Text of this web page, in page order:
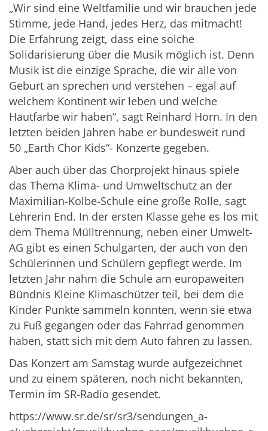
„Wir sind eine Weltfamilie und wir brauchen jede
Stimme, jede Hand, jedes Herz, das mitmacht!
Die Erfahrung zeigt, dass eine solche
Solidarisierung über die Musik möglich ist. Denn
Musik ist die einzige Sprache, die wir alle von
Geburt an sprechen und verstehen – egal auf
welchem Kontinent wir leben und welche
Hautfarbe wir haben“, sagt Reinhard Horn. In den
letzten beiden Jahren habe er bundesweit rund
50 „Earth Chor Kids“- Konzerte gegeben.
Aber auch über das Chorprojekt hinaus spiele
das Thema Klima- und Umweltschutz an der
Maximilian-Kolbe-Schule eine große Rolle, sagt
Lehrerin End. In der ersten Klasse gehe es los mit
dem Thema Mülltrennung, neben einer Umwelt-
AG gibt es einen Schulgarten, der auch von den
Schülerinnen und Schülern gepflegt werde. Im
letzten Jahr nahm die Schule am europaweiten
Bündnis Kleine Klimaschützer teil, bei dem die
Kinder Punkte sammeln konnten, wenn sie etwa
zu Fuß gegangen oder das Fahrrad genommen
haben, statt sich mit dem Auto fahren zu lassen.
Das Konzert am Samstag wurde aufgezeichnet
und zu einem späteren, noch nicht bekannten,
Termin im SR-Radio gesendet.
https://www.sr.de/sr/sr3/sendungen_a-